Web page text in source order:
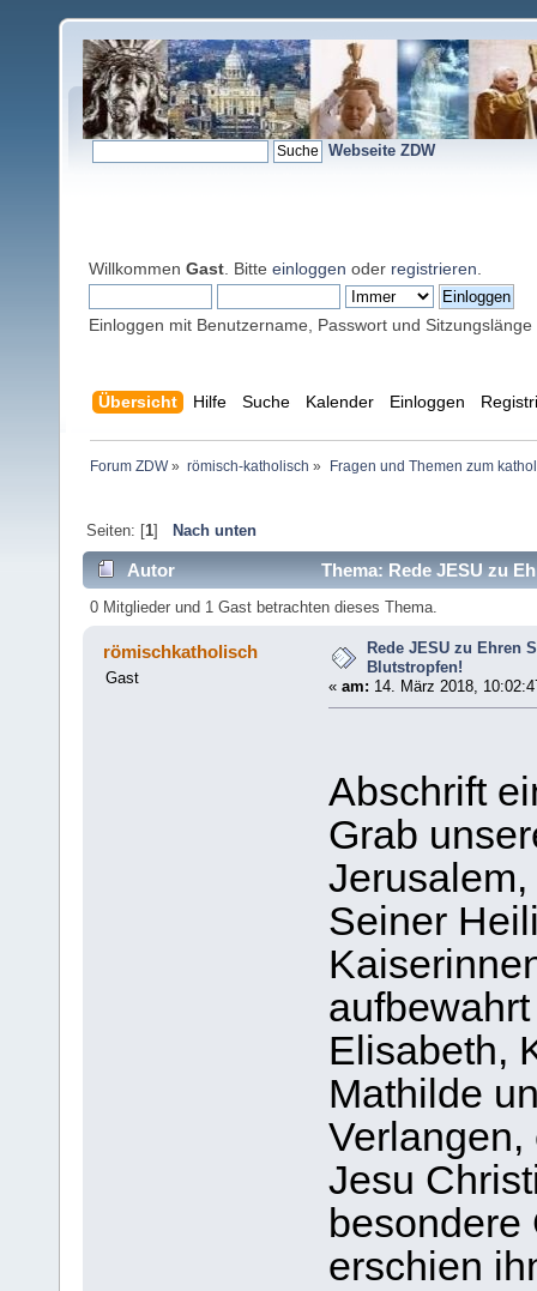
Webseite ZDW
Willkommen Gast . Bitte einloggen oder registrieren
Einloggen mit Benutzername, Passwort und Sitzungslänge
Übersicht Hilfe Suche Kalender Einloggen
Forum ZDW» römisch-katholisch » Fragen und Themen zum
Seiten: [1] Nach unten
Autor Thema: Rede JESU zu
0 Mitglieder und 1 Gast betrachten dieses Thema.
römischkatholisch
Gast
Rede JESU zu Ehren
Blutstropfen!
« am: 14. März 2018,
Abschrift
Grab
Seiner
Elisabeth,
Mathilde
Jesu
besondere
erschien